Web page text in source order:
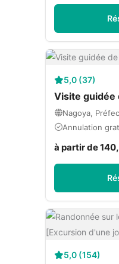
5,0 (37)
Visite guidée
Nagoya,
Annulation
à partir de
5,0 (154)